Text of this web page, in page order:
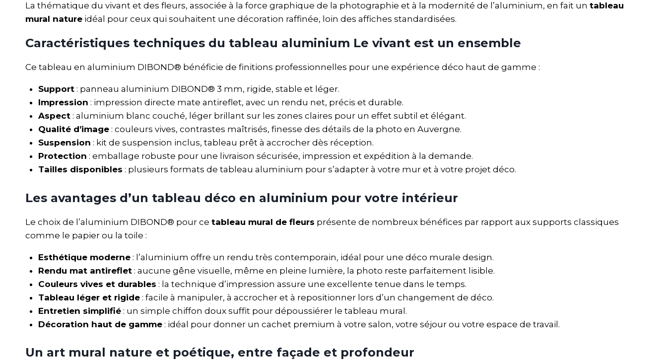
La thématique du vivant et des fleurs, associée à la force graphique de la photographie et à la modernité de l’aluminium, en fait un tableau
mural nature idéal pour ceux qui souhaitent une décoration raffinée, loin des affiches standardisées.
Caractéristiques techniques du tableau aluminium Le vivant est un ensemble
Ce tableau en aluminium DIBOND® bénéficie de finitions professionnelles pour une expérience déco haut de gamme :
Support: panneau aluminium DIBOND® 3 mm, rigide, stable et léger.
Impression : impression directe mate antireflet, avec un rendu net, précis et durable.
Aspect: aluminium blanc couché, léger brillant sur les zones claires pour un effet subtil et élégant.
Qualité d’image: couleurs vives, contrastes maîtrisés, finesse des détails de la photo en Auvergne.
Suspension : kit de suspension inclus, tableau prêt à accrocher dès réception.
Protection : emballage robuste pour une livraison sécurisée, impression et expédition à la demande.
Tailles disponibles : plusieurs formats de tableau aluminium pour s’adapter à votre mur et à votre projet déco.
Les avantages d’un tableau déco en aluminium pour votre intérieur
Le choix de l’aluminium DIBOND® pour ce tableau mural de fleurs présente de nombreux bénéfices par rapport aux supports classiques
comme le papier ou la toile :
Esthétique moderne: l’aluminium offre un rendu très contemporain, idéal pour une déco murale design.
Rendu mat antireflet: aucune gêne visuelle, même en pleine lumière, la photo reste parfaitement lisible.
Couleurs vives et durables : la technique d’impression assure une excellente tenue dans le temps.
Tableau léger et rigide: facile à manipuler, à accrocher et à repositionner lors d’un changement de déco.
Entretien simplifié: un simple chiffon doux suffit pour dépoussiérer le tableau mural.
Décoration haut de gamme: idéal pour donner un cachet premium à votre salon, votre séjour ou votre espace de travail.
Un art mural nature et poétique, entre façade et profondeur